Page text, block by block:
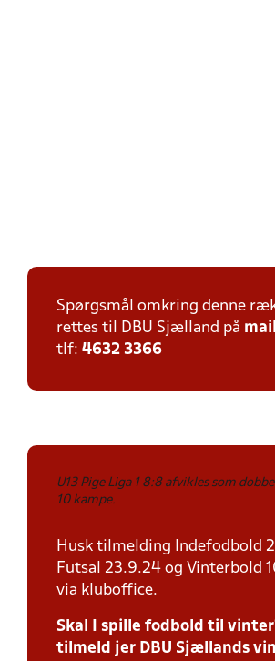
Spørgsmål omkring denne
rettes til DBU Sjælland på mail
tlf: 4632 3366
U13 Pige Liga 1 8:8 afvikles som dob
10 kampe.
Husk tilmelding Indefodbold
Futsal 23.9.24 og Vinterbold
via kluboffice.
Skal I spille fodbold til
tilmeld jer DBU Sjællands